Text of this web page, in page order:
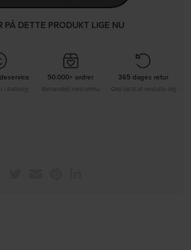
PÅ DETTE PRODUKT LIGE NU
i Aalborg
50.000+ ordrer
Behandlet med omhu
365 dages retur
God tid til at beslutte dig